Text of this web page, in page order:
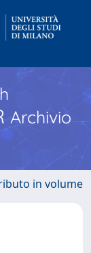
Archivio
in volume